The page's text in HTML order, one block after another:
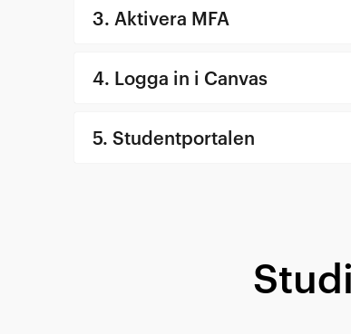
3. Aktivera MFA
4. Logga in i Canvas
5. Studentportalen